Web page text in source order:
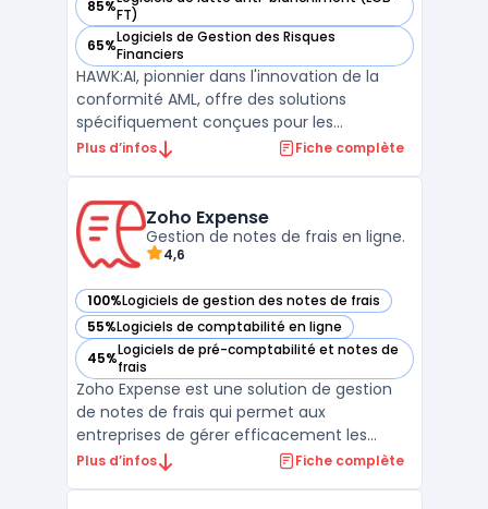
85%FT)
— voir HAWK:AI dans cette catégorie
65%Logiciels de Gestion des Risques
Financiers
— voir HAWK:AI dans cette catégorie
HAWK:AI, pionnier dans l'innovation de la
conformité AML, offre des solutions
spécifiquement conçues pour les
néobanques. Grâce à une technologie
efficace des risques de non-conformité.
Leur système d'intelligence arti ...
Plus d’infos Fiche complète
Zoho Expense
Gestion de notes de frais en ligne.
4,6
100%Logiciels de gestion des notes de frais
— voir Zoho Expense dans cette catégorie
55%Logiciels de comptabilité en ligne
— voir Zoho Expense dans cette catégorie
45%Logiciels de pré-comptabilité et notes de
frais
— voir Zoho Expense dans cette catégorie
Zoho Expense est une solution de gestion
de notes de frais qui permet aux
entreprises de gérer efficacement les
remboursements de frais professionnels de
Plus d’infos Fiche complète